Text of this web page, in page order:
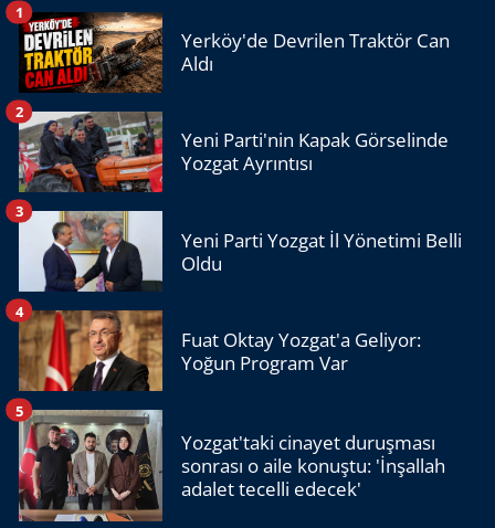
Yerköy'de Devrilen Traktör Can
Aldı
1
Yeni Parti'nin Kapak Görselinde
Yozgat Ayrıntısı
2
Yeni Parti Yozgat İl Yönetimi Belli
Oldu
3
Fuat Oktay Yozgat'a Geliyor:
Yoğun Program Var
4
Yozgat'taki cinayet duruşması
sonrası o aile konuştu: 'İnşallah
adalet tecelli edecek'
5